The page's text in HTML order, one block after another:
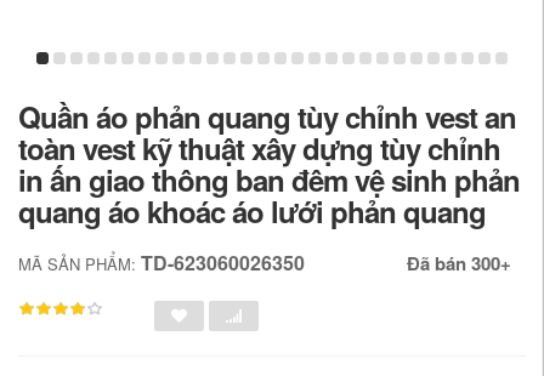
Quần áo phản quang tùy chỉnh vest an
toàn vest kỹ thuật xây dựng tùy chỉnh
in ấn giao thông ban đêm vệ sinh phản
quang áo khoác áo lưới phản quang
MÃ SẢN PHẨM: TD-623060026350 Đã bán 300+